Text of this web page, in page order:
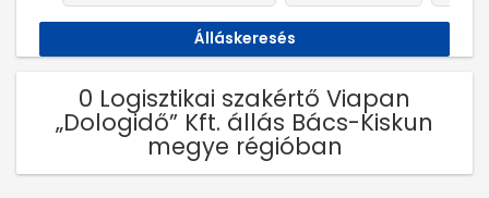
0 Logisztikai szakértő Viapan
„Dologidő” Kft. állás Bács-Kiskun
megye régióban